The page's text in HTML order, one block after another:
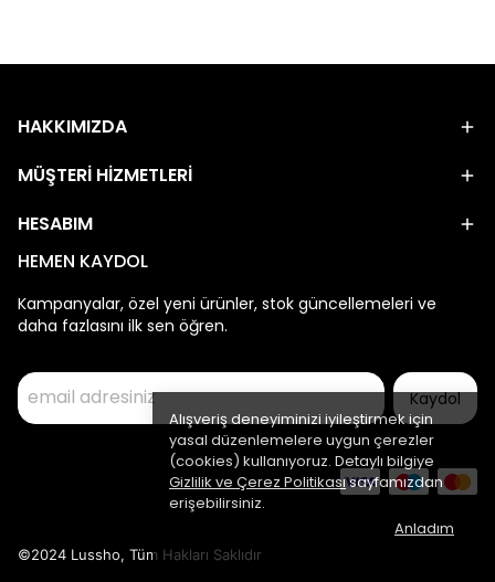
Alışveriş deneyiminizi iyileştirmek için
yasal düzenlemelere uygun çerezler
(cookies) kullanıyoruz. Detaylı bilgiye
Gizlilik ve Çerez Politikasısayfamızdan
erişebilirsiniz.
Anladım
HAKKIMIZDA
MÜŞTERİ HİZMETLERİ
HESABIM
HEMEN KAYDOL
Kampanyalar, özel yeni ürünler, stok güncellemeleri ve
daha fazlasını ilk sen öğren.
Kaydol
©2024 Lussho, Tüm Hakları Saklıdır